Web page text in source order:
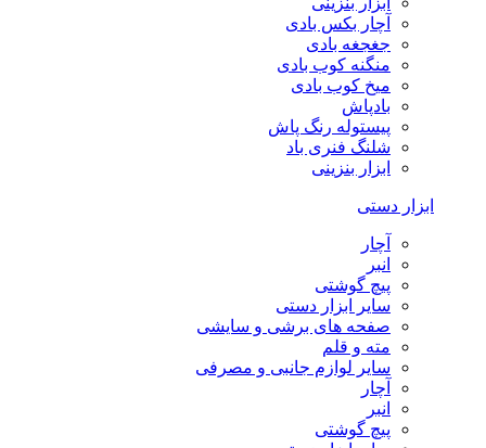
آچار بکس بادی
جغجغه بادی
منگنه کوب بادی
میخ کوب بادی
بادپاش
پیستوله رنگ پاش
شلنگ فنری باد
ابزار بنزینی
ابزار دستی
آچار
انبر
پیچ گوشتی
سایر ابزار دستی
صفحه های برشی و سایشی
مته و قلم
سایر لوازم جانبی و مصرفی
آچار
انبر
پیچ گوشتی